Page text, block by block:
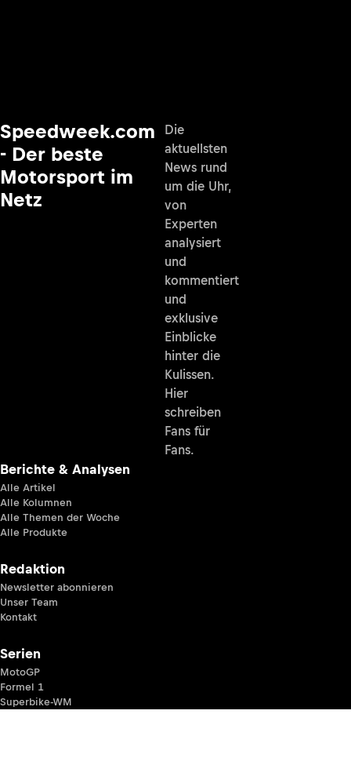
Speedweek.com
- Der beste
Motorsport im
Netz
Die
aktuellsten
News rund
um die Uhr,
von
Experten
analysiert
und
kommentiert
und
exklusive
Einblicke
hinter die
Kulissen.
Hier
schreiben
Fans für
Fans.
Berichte & Analysen
Alle Artikel
Alle Kolumnen
Alle Themen der Woche
Alle Produkte
Redaktion
Newsletter abonnieren
Unser Team
Kontakt
Serien
MotoGP
Formel 1
Superbike-WM